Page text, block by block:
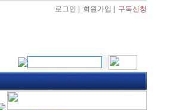
로그인 회원가입 구독신청